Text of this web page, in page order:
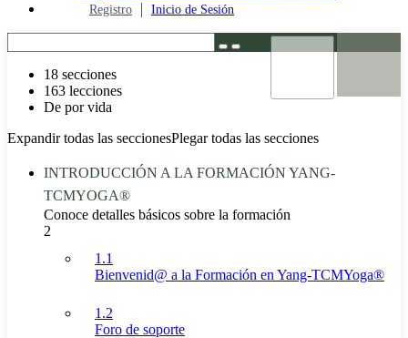
Registro Inicio de Sesión
18 secciones
163 lecciones
De por vida
Expandir todas las seccionesPlegar todas las secciones
INTRODUCCIÓN A LA FORMACIÓN YANG-
TCMYOGA®
Conoce detalles básicos sobre la formación
2
1.1
Bienvenid@ a la Formación en Yang-TCMYoga®
1.2
Foro de soporte